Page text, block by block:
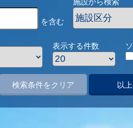
を含む
施設から検索
表示する件数
検索条件をクリア 以